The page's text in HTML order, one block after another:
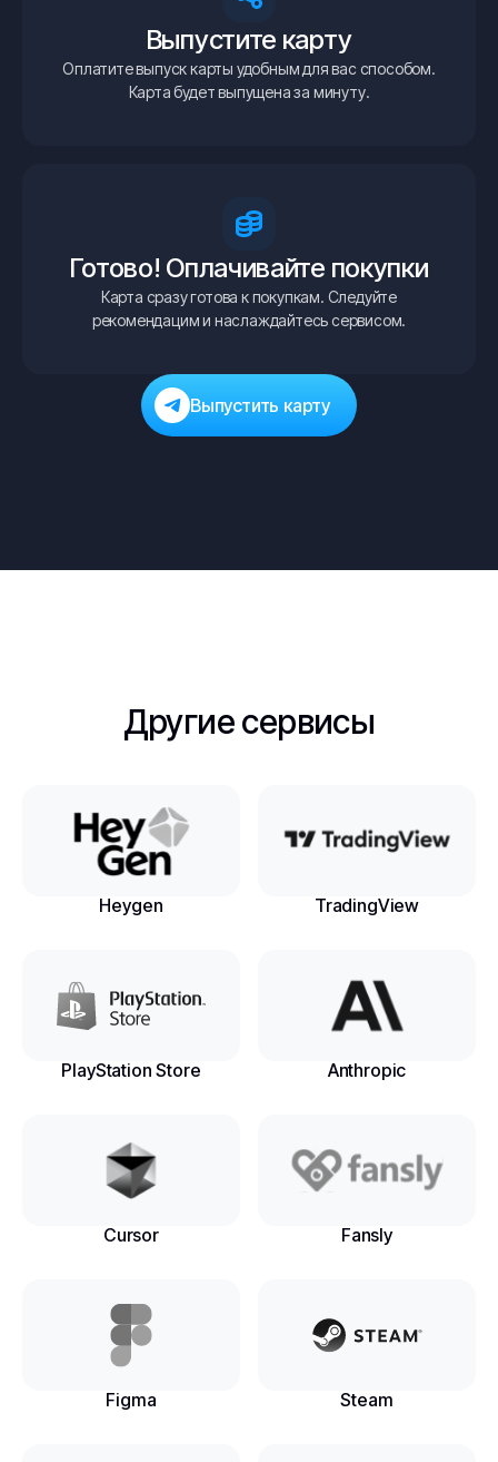
Выпустите карту
Оплатите выпуск карты удобным для вас способом.
Карта будет выпущена за минуту.
Готово! Оплачивайте покупки
Карта сразу готова к покупкам. Следуйте
рекомендацим и наслаждайтесь сервисом.
Выпустить карту
Другие сервисы
Heygen TradingView
PlayStation Store Anthropic
Cursor Fansly
Figma Steam